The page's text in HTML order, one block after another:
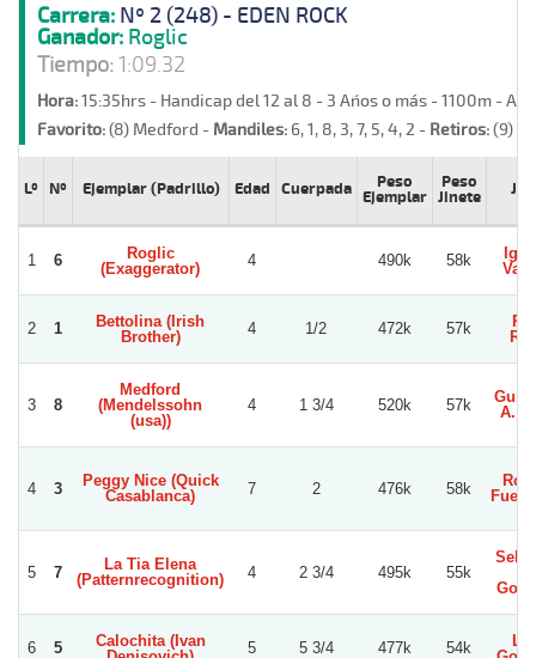
Carrera: Nº 2 (248) - EDEN ROCK
Ganador: Roglic
Tiempo:1:09.32
Hora:15:35hrs - Handicap del 12 al 8 - 3 Años o más - 1100m -
Favorito:(8) Medford - Mandiles: 6, 1, 8, 3, 7, 5, 4, 2 - Retiros:(9)
Lº Nº Ejemplar (Padrillo) Edad Cuerpada
Peso
Ejemplar
Peso
Jinete
1 6
Roglic
(Exaggerator)
4 490k 58k
2 1
Bettolina (Irish
Brother)
4 1/2 472k 57k
3 8
Medford
(Mendelssohn
(usa))
4 1 3/4 520k 57k
A.
4 3
Peggy Nice (Quick
Casablanca)
7 2 476k 58k
5 7
La Tia Elena
(Patternrecognition)
4 2 3/4 495k 55k
6 5
Calochita (Ivan
5 5 3/4 477k 54k